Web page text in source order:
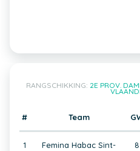
RANGSCHIKKING: 2E PROV.
# Team
1
Femina Habac Sint-
8